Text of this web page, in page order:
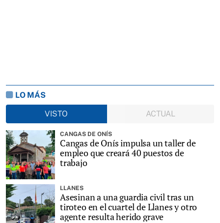
LO MÁS
VISTO
ACTUAL
CANGAS DE ONÍS
Cangas de Onís impulsa un taller de
empleo que creará 40 puestos de
trabajo
LLANES
Asesinan a una guardia civil tras un
tiroteo en el cuartel de Llanes y otro
agente resulta herido grave